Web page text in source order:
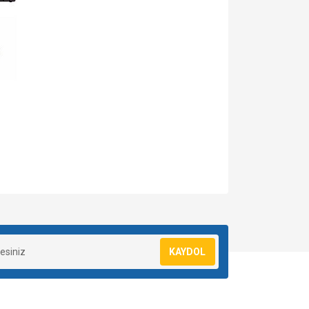
KAYDOL